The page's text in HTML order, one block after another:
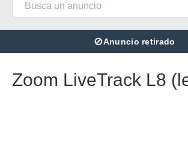
⊘Anuncio retirado
Zoom LiveTrack L8